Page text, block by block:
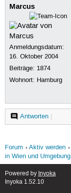
Marcus
Anmeldungsdatum:
16. Oktober 2004
Beiträge: 1874
Wohnort: Hamburg
Antworten|
Forum Aktiv werden
in Wien und Umgebung
Powered by Inyoka
Inyoka 1.52.10